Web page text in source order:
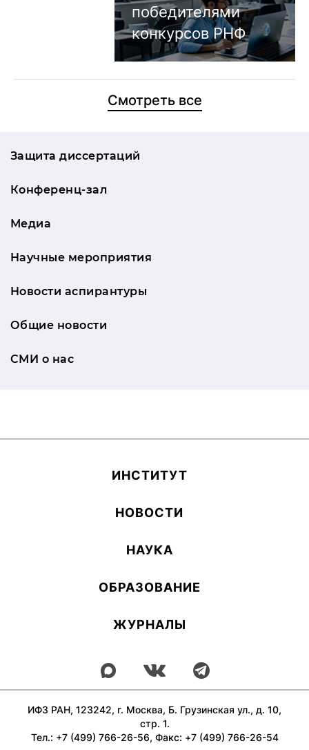
победителями
конкурсов РНФ
Смотреть все
Защита диссертаций
Конференц-зал
Медиа
Научные мероприятия
Новости аспирантуры
Общие новости
СМИ о нас
ИН­СТИ­ТУТ
НОВОСТИ
НАУКА
ОБ­РА­ЗОВА­НИЕ
ЖУРНАЛЫ
ИФЗ РАН, 123242, г. Москва, Б. Грузинская ул., д. 10,
стр. 1.
Тел.: +7 (499) 766-26-56, Факс: +7 (499) 766-26-54